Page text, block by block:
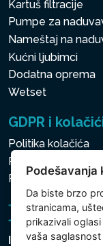
Kartuš filtracije
Pumpe za
Nameštaj na
Kućni ljubimci
Dodatna oprema
Wetset
GDPR i
Politika kolačića
Politika zaštite
Politika kolačića
Intex Trading,
Podešavanja
Da biste brzo
stranicama,
prikazivali
vaša